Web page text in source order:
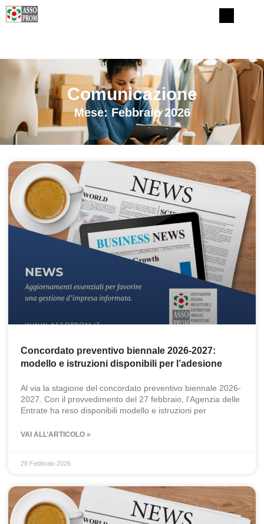
Comunicazione
Mese: Febbraio 2026
Concordato preventivo biennale 2026-2027:
modello e istruzioni disponibili per l’adesione
Al via la stagione del concordato preventivo biennale 2026-
2027. Con il provvedimento del 27 febbraio, l’Agenzia delle
Entrate ha reso disponibili modello e istruzioni per
VAI ALL’ARTICOLO »
28 Febbraio 2026